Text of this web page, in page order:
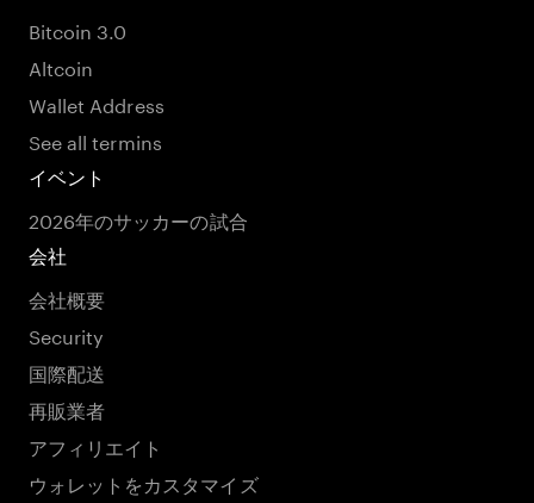
Bitcoin 3.0
Altcoin
Wallet Address
See all termins
イベント
2026年のサッカーの試合
会社
会社概要
Security
国際配送
再販業者
アフィリエイト
ウォレットをカスタマイズ